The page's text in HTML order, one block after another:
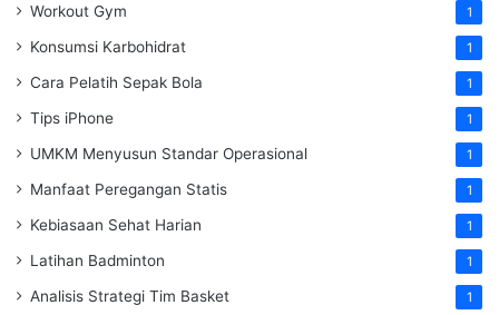
Workout Gym 1
Konsumsi Karbohidrat 1
Cara Pelatih Sepak Bola 1
Tips iPhone 1
UMKM Menyusun Standar Operasional 1
Manfaat Peregangan Statis 1
Kebiasaan Sehat Harian 1
Latihan Badminton 1
Analisis Strategi Tim Basket 1